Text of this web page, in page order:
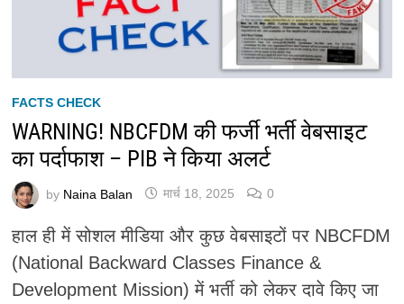
FACTS CHECK
WARNING! NBCFDM की फर्जी भर्ती वेबसाइट
का पर्दाफाश – PIB ने किया अलर्ट
by Naina Balan मार्च 18, 2025 0
हाल ही में सोशल मीडिया और कुछ वेबसाइटों पर NBCFDM
(National Backward Classes Finance &
Development Mission) में भर्ती को लेकर दावे किए जा